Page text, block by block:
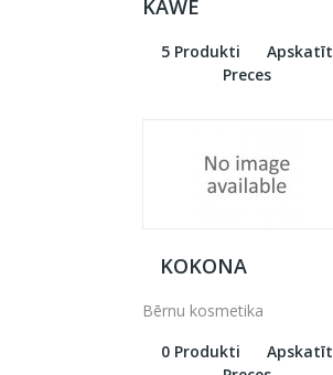
KAWE
5 Produkti
Apskatīt
Preces
KOKONA
Bērnu kosmetika
0 Produkti
Apskatīt